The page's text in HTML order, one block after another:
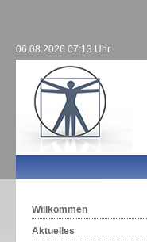
06.08.2026 07:13 Uhr
Willkommen
Aktuelles